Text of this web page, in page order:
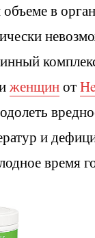
в
женщинот
и
время